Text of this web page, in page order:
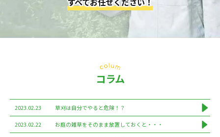
コラム
2023.02.23 草刈は自分でやると危険！？
2023.02.22 お庭の雑草をそのまま放置しておくと・・・